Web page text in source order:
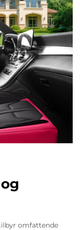
omfattende